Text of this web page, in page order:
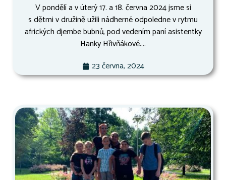
V pondělí a v úterý 17. a 18. června 2024 jsme si
s dětmi v družině užili nádherné odpoledne v rytmu
afrických djembe bubnů, pod vedením paní asistentky
Hanky Hřivňákové....
23 června, 2024